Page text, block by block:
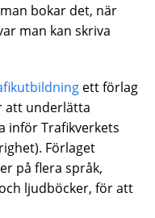
bokar det, när
man kan skriva
ett förlag
att underlätta
inför Trafikverkets
Förlaget
på flera språk,
ljudböcker, för att